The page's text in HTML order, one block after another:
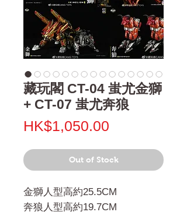
藏玩閣 CT-04 蚩尤金獅
+ CT-07 蚩尤奔狼
HK$1,050.00
Out of Stock
金獅人型高約25.5CM
奔狼人型高約19.7CM